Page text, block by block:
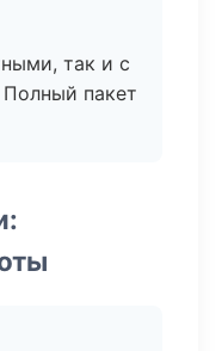
так и с
пакет